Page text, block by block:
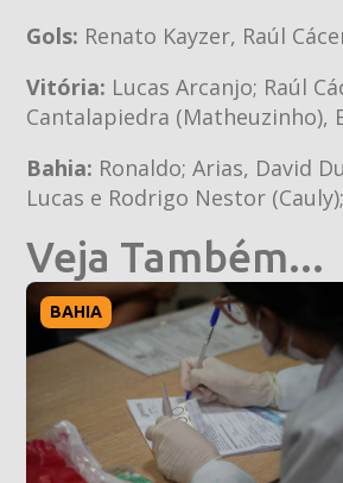
Gols: Renato Kayzer, Raúl
Vitória: Lucas Arcanjo; Raúl
Cantalapiedra (Matheuzinho),
Bahia: Ronaldo; Arias, David
Lucas e Rodrigo Nestor
Veja Também...
BAHIA